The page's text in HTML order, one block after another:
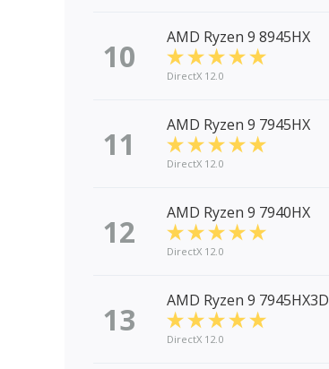
10 AMD Ryzen 9 8945HX
DirectX 12.0
11 AMD Ryzen 9 7945HX
DirectX 12.0
12 AMD Ryzen 9 7940HX
DirectX 12.0
13 AMD Ryzen 9 7945HX3D
DirectX 12.0